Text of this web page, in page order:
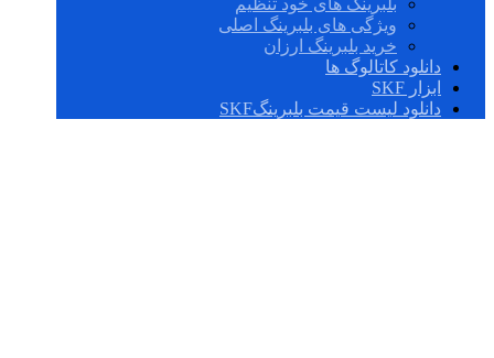
بلبرینگ های خود تنظیم
ویژگی های بلبرینگ اصلی
خرید بلبرینگ ارزان
دانلود کاتالوگ ها
ابزار SKF
دانلود لیست قیمت بلبرینگSKF